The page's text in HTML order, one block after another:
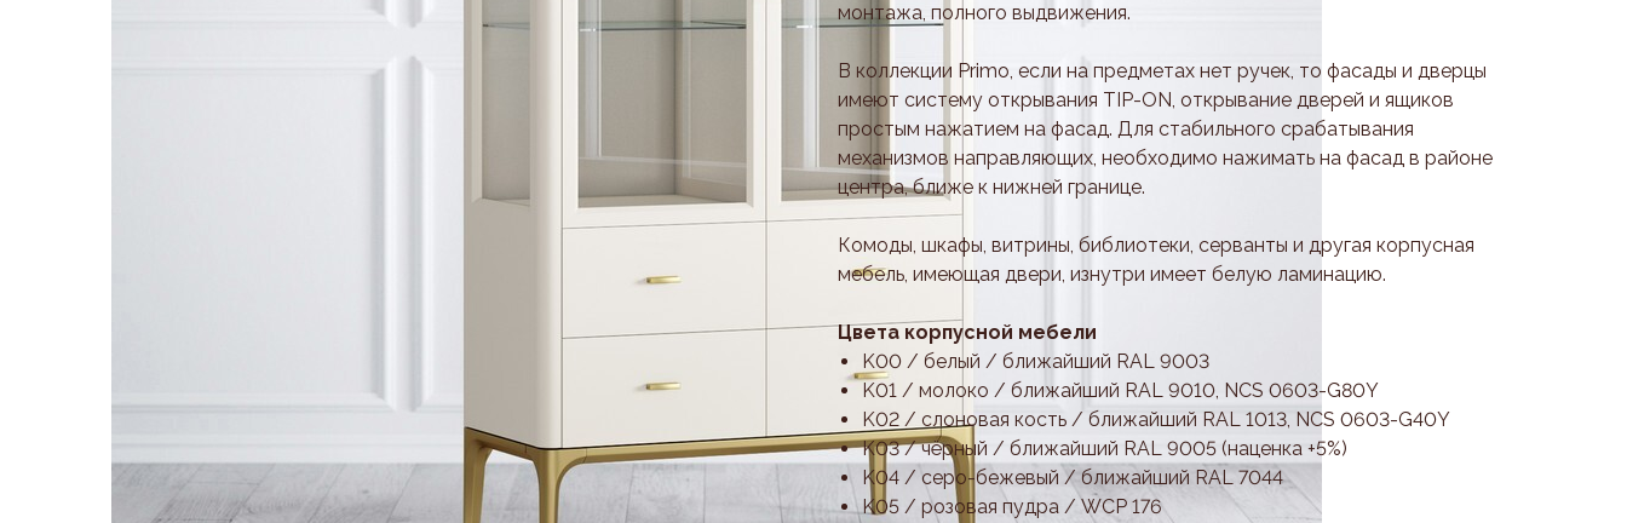
монтажа, полного выдвижения.
В коллекции Primo, если на предметах нет ручек, то фасады и дверцы
имеют систему открывания TIP-ON, открывание дверей и ящиков
простым нажатием на фасад. Для стабильного срабатывания
механизмов направляющих, необходимо нажимать на фасад в районе
центра, ближе к нижней границе.
Комоды, шкафы, витрины, библиотеки, серванты и другая корпусная
мебель, имеющая двери, изнутри имеет белую ламинацию.
Цвета корпусной мебели
K00 / белый / ближайший RAL 9003
K01 / молоко / ближайший RAL 9010, NCS 0603-G80Y
K02 / слоновая кость / ближайший RAL 1013, NCS 0603-G40Y
K03 / чёрный / ближайший RAL 9005 (наценка +5%)
K04 / серо-бежевый / ближайший RAL 7044
K05 / розовая пудра / WCP 176